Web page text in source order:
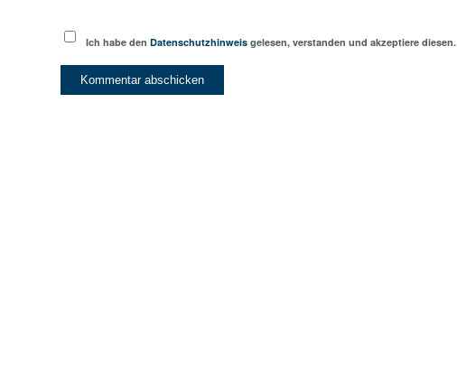
Ich habe den Datenschutzhinweisgelesen, verstanden und akzeptiere diesen.